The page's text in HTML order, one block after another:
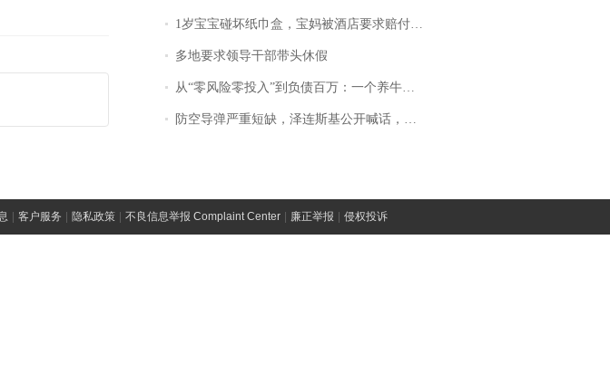
1岁宝宝碰坏纸巾盒，宝妈被酒店要求赔付924元！三亚一酒店回复：骨瓷定制！网友一查价格，吵翻了
多地要求领导干部带头休假
从“零风险零投入”到负债百万：一个养牛项目崩盘后，谁该为农户的贷款买单丨红星调查
防空导弹严重短缺，泽连斯基公开喊话，乌克兰失去导弹拦截能力？
客户服务 隐私政策 不良信息举报 Complaint Center 廉正举报 侵权投诉